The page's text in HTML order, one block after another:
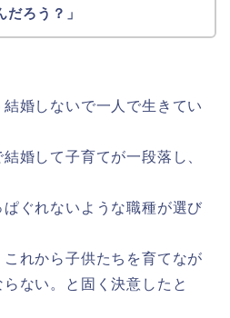
ろう？」
婚しないで一人で生きてい
婚して子育てが一段落し、
ぐれないような職種が選び
れから子供たちを育てなが
ない。と固く決意したと